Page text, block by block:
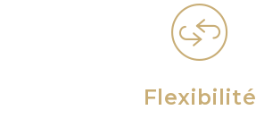
Flexibilité